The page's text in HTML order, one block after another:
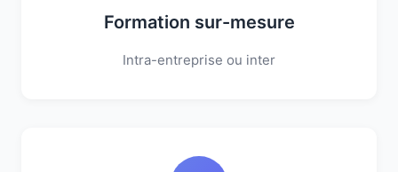
Formation sur-mesure
Intra-entreprise ou inter